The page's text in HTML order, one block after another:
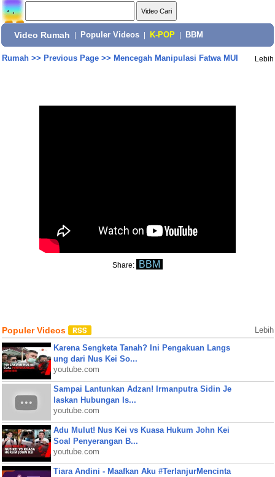
Video Rumah Populer Videos K-POP BBM
Rumah>> Previous Page>> Mencegah Manipulasi Fatwa MUI Lebih
Share: BBM
Populer Videos Lebih
Karena Sengketa Tanah? Ini Pengakuan Langs
ung dari Nus Kei So...
youtube.com
Sampai Lantunkan Adzan! Irmanputra Sidin Je
laskan Hubungan Is...
youtube.com
Adu Mulut! Nus Kei vs Kuasa Hukum John Kei
Soal Penyerangan B...
youtube.com
Tiara Andini - Maafkan Aku #TerlanjurMencinta